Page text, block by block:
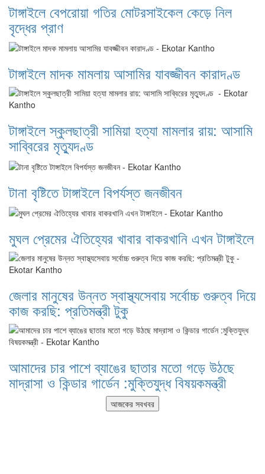
টাঙ্গাইলে বেপরোয়া গতির মোটরসাইকেল কেড়ে নিল
বৃদ্ধের প্রাণ
টাঙ্গাইলে মাদক মামলায় আসামির যাবজ্জীবন কারাদণ্ড
টাঙ্গাইলে স্কুলছাত্রী সামিয়া হত্যা মামলার রায়: আসামি
সাব্বিরের মৃত্যুদণ্ড
টানা বৃষ্টিতে টাঙ্গাইলে বিপর্যস্ত জনজীবন
মুঘল প্রেমের ঐতিহ্যের খাবার বাকরখানি এখন টাঙ্গাইলে
জেলার মানুষের উন্নত স্বাস্থ্যসেবায় সর্বোচ্চ গুরুত্ব দিয়ে
কাজ করছি: প্রতিমন্ত্রী টুকু
আমাদের চার পাশে ব্যাঙের ছাতার মতো গড়ে উঠছে
মাদ্রাসা ও কিন্ডার গার্ডেন :মুক্তিযুদ্ধ বিষয়কমন্ত্রী